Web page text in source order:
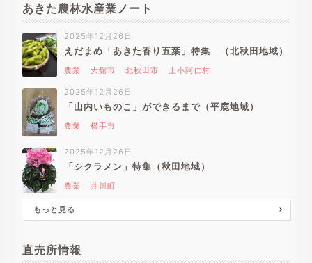
あきた農林水産業ノート
2025年12月26日
えだまめ「あきた香り五葉」特集 （北秋田地域）
農業 大館市 北秋田市 上小阿仁村
2025年12月26日
「山内いものこ」ができるまで（平鹿地域）
農業 横手市
2025年12月26日
「シクラメン」特集（秋田地域）
農業 井川町
もっと見る
直売所情報